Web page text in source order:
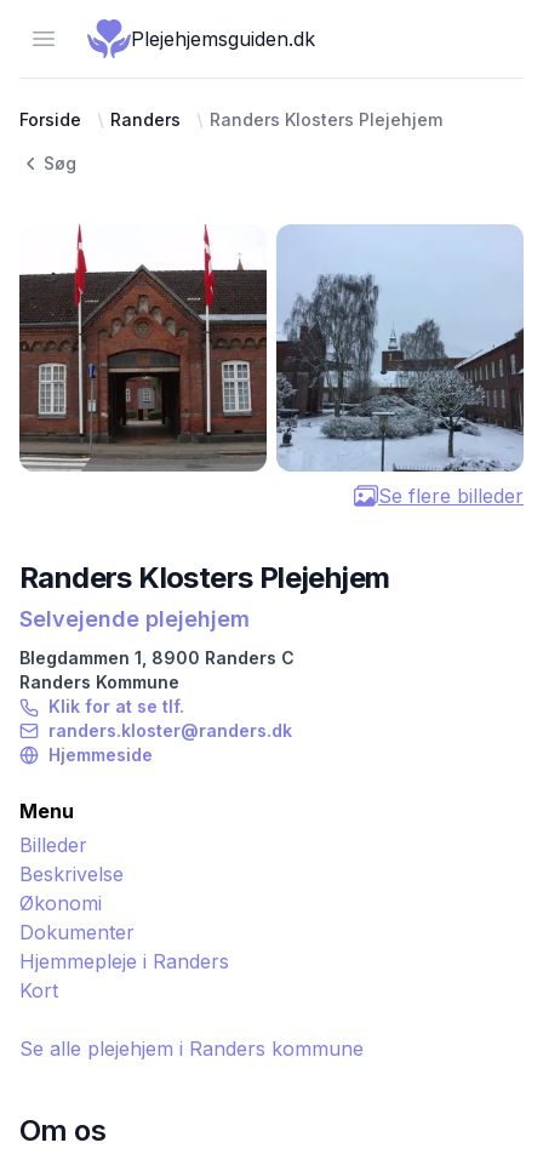
Open menuPlejehjemsguiden.dk
Forside Randers Randers Klosters Plejehjem
Søg
Se flere billeder
Randers Klosters Plejehjem
Selvejende plejehjem
Blegdammen 1 8900 Randers C
Randers Kommune
Klik for at se tlf.
randers.kloster@randers.dk
Hjemmeside
Menu
Billeder
Beskrivelse
Økonomi
Dokumenter
Hjemmepleje i Randers
Kort
Se alle plejehjem i Randers kommune
Om os